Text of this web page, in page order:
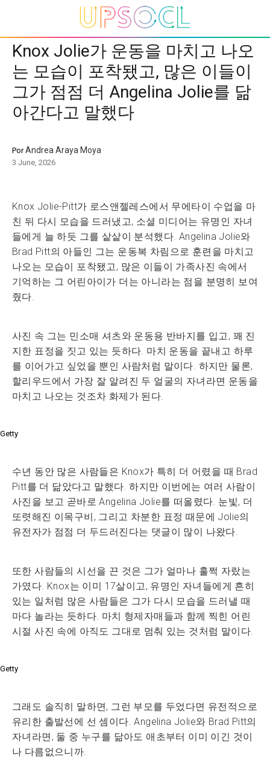
Knox Jolie가 운동을 마치고 나오
는 모습이 포착됐고, 많은 이들이
그가 점점 더 Angelina Jolie를 닮
아간다고 말했다
PorAndrea Araya Moya
3 June, 2026
Knox Jolie-Pitt가 로스앤젤레스에서 무에타이 수업을 마
친 뒤 다시 모습을 드러냈고, 소셜 미디어는 유명인 자녀
들에게 늘 하듯 그를 샅샅이 분석했다. Angelina Jolie와
Brad Pitt의 아들인 그는 운동복 차림으로 훈련을 마치고
나오는 모습이 포착됐고, 많은 이들이 가족사진 속에서
기억하는 그 어린아이가 더는 아니라는 점을 분명히 보여
줬다.
사진 속 그는 민소매 셔츠와 운동용 반바지를 입고, 꽤 진
지한 표정을 짓고 있는 듯하다. 마치 운동을 끝내고 하루
를 이어가고 싶었을 뿐인 사람처럼 말이다. 하지만 물론,
할리우드에서 가장 잘 알려진 두 얼굴의 자녀라면 운동을
마치고 나오는 것조차 화제가 된다.
Getty
수년 동안 많은 사람들은 Knox가 특히 더 어렸을 때 Brad
Pitt를 더 닮았다고 말했다. 하지만 이번에는 여러 사람이
사진을 보고 곧바로 Angelina Jolie를 떠올렸다. 눈빛, 더
또렷해진 이목구비, 그리고 차분한 표정 때문에 Jolie의
유전자가 점점 더 두드러진다는 댓글이 많이 나왔다.
또한 사람들의 시선을 끈 것은 그가 얼마나 훌쩍 자랐는
가였다. Knox는 이미 17살이고, 유명인 자녀들에게 흔히
있는 일처럼 많은 사람들은 그가 다시 모습을 드러낼 때
마다 놀라는 듯하다. 마치 형제자매들과 함께 찍힌 어린
시절 사진 속에 아직도 그대로 멈춰 있는 것처럼 말이다.
Getty
그래도 솔직히 말하면, 그런 부모를 두었다면 유전적으로
유리한 출발선에 선 셈이다. Angelina Jolie와 Brad Pitt의
자녀라면, 둘 중 누구를 닮아도 애초부터 이미 이긴 것이
나 다름없으니까.